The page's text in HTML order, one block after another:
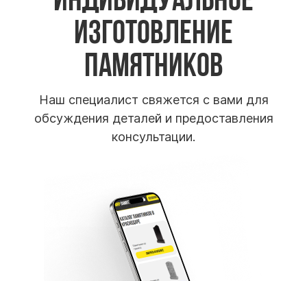
изготовление
памятников
Наш специалист свяжется с вами для
обсуждения деталей и предоставления
консультации.